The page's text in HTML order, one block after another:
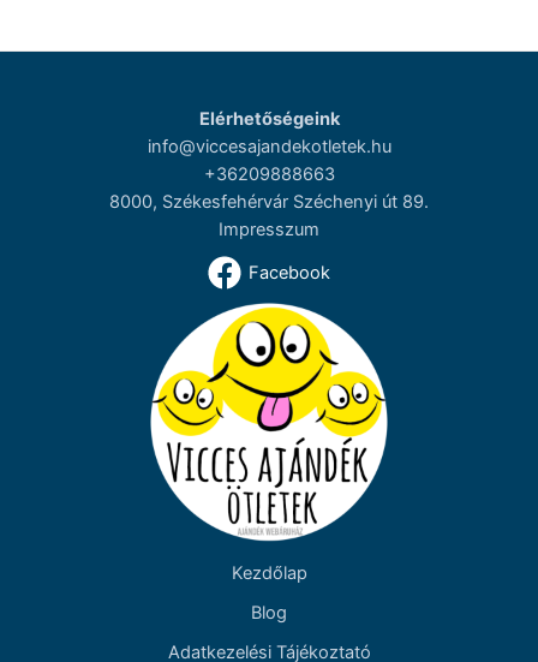
Elérhetőségeink
info@viccesajandekotletek.hu
+36209888663
8000, Székesfehérvár Széchenyi út 89.
Impresszum
Facebook
Kezdőlap
Blog
Adatkezelési Tájékoztató